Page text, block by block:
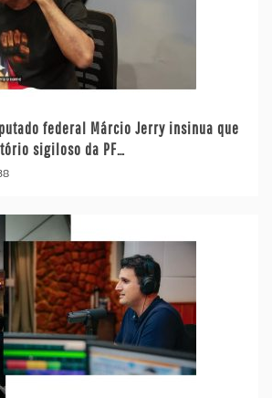
federal Márcio Jerry insinua que
sigiloso da PF…